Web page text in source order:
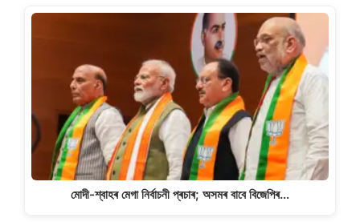
মোদী-শ্বাহৰ মেগা নিৰ্বাচনী প্ৰচাৰ; অসমৰ বাবে বিজেপিৰ…